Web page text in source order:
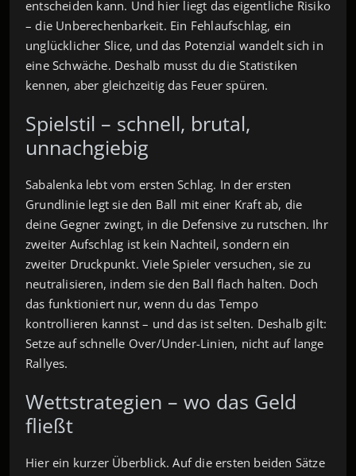
entscheiden kann. Und hier liegt das eigentliche Risiko
– die Unberechenbarkeit. Ein Fehlaufschlag, ein
unglücklicher Slice, und das Potenzial wandelt sich in
eine Schwäche. Deshalb musst du die Statistiken
kennen, aber gleichzeitig das Feuer spüren.
Spielstil – schnell, brutal,
unnachgiebig
Sabalenka lebt vom ersten Schlag. In der ersten
Grundlinie legt sie den Ball mit einer Kraft ab, die
deine Gegner zwingt, in die Defensive zu rutschen. Ihr
zweiter Aufschlag ist kein Nachteil, sondern ein
zweiter Druckpunkt. Viele Spieler versuchen, sie zu
neutralisieren, indem sie den Ball flach halten. Doch
das funktioniert nur, wenn du das Tempo
kontrollieren kannst – und das ist selten. Deshalb gilt:
Setze auf schnelle Over/Under-Linien, nicht auf lange
Rallyes.
Wettstrategien – wo das Geld
fließt
Hier ein kurzer Überblick. Auf die ersten beiden Sätze